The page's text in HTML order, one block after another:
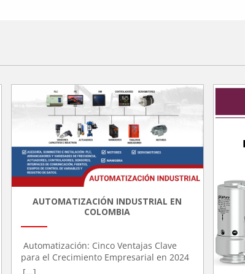
AUTOMATIZACIÓN INDUSTRIAL EN
COLOMBIA
Automatización: Cinco Ventajas Clave
para el Crecimiento Empresarial en 2024
La automatización industrial ha tomado